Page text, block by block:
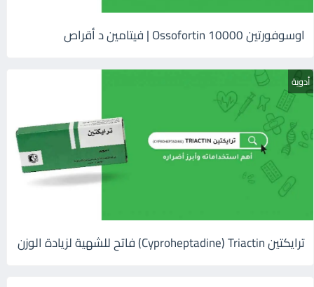
اوسوفورتين 10000 Ossofortin | فيتامين د أقراص
أدوية
ترايكتين Cyproheptadine) Triactin) فاتح للشهية لزيادة الوزن